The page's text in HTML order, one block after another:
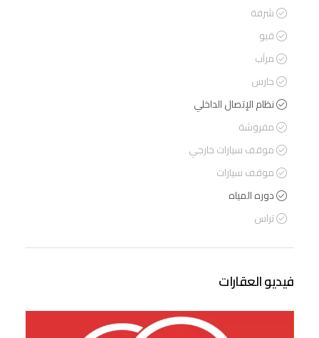
شرفة
قبو
مرآب
حارس
نظام الإتصال الداخلي
مفروشة
موقف سيارات خارجي
موقف سيارات
دوره المياه
تراس
فيديو العقارات